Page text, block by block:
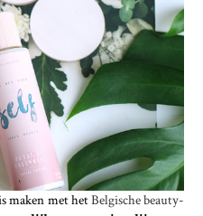
maken met hetBelgische beauty-